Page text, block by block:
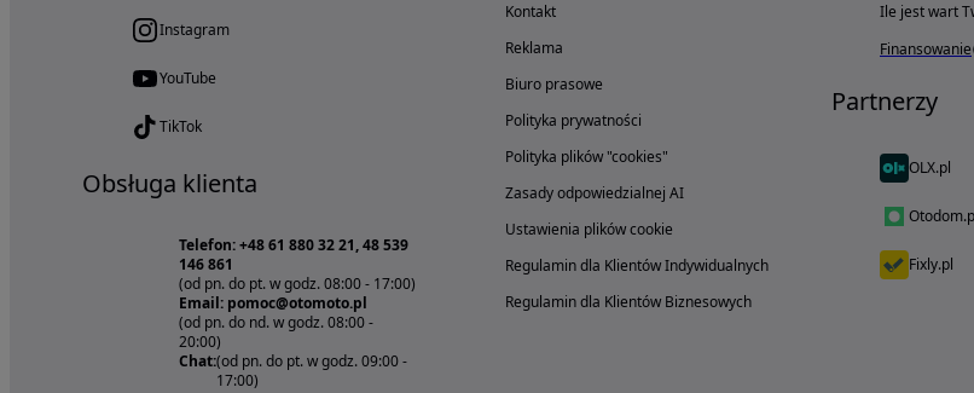
Instagram
YouTube
TikTok
Obsługa klienta
Telefon: +48 61 880 32 21, 48 539
146 861
(od pn. do pt. w godz. 08:00 - 17:00)
Email: pomoc@otomoto.pl
(od pn. do nd. w godz. 08:00 -
20:00)
Chat:(od pn. do pt. w godz. 09:00 -
17:00)
Kontakt
Reklama
Biuro prasowe
Polityka prywatności
Polityka plików "cookies"
Zasady odpowiedzialnej AI
Ustawienia plików cookie
Regulamin dla Klientów Indywidualnych
Regulamin dla Klientów Biznesowych
Ile jest wart
Finansowanie
Partnerzy
OLX.pl
Fixly.pl